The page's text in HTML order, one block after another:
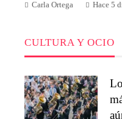
Carla Ortega Hace 5
CULTURA Y OCIO